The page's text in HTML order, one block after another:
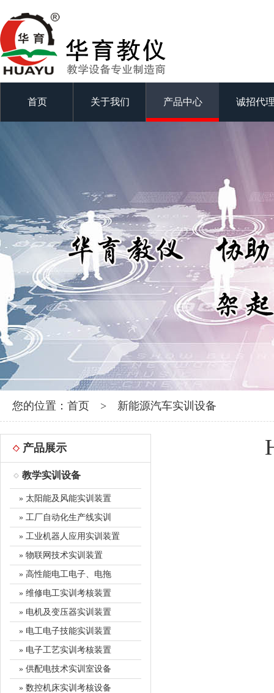
首页 关于我们 产品中心 诚招代
您的位置： 首页 > 新能源汽车实训设备
产品展示
教学实训设备
» 太阳能及风能实训装置
» 工厂自动化生产线实训
» 工业机器人应用实训装置
» 物联网技术实训装置
» 高性能电工电子、电拖
» 维修电工实训考核装置
» 电机及变压器实训装置
» 电工电子技能实训装置
» 电子工艺实训考核装置
» 供配电技术实训室设备
» 数控机床实训考核设备